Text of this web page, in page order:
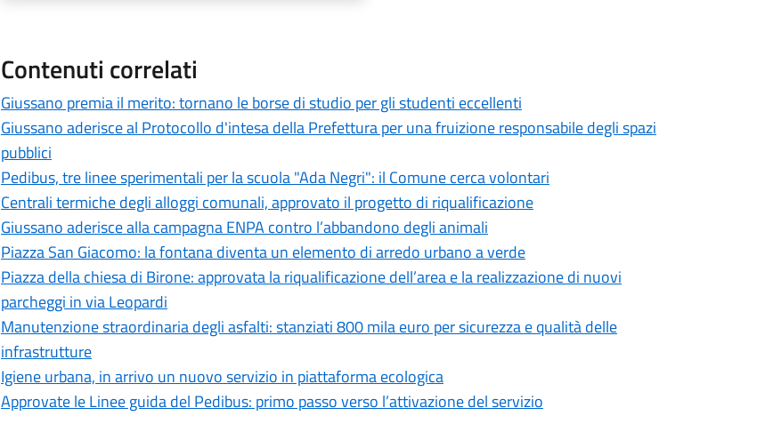
Contenuti correlati
Giussano premia il merito: tornano le borse di studio per gli studenti eccellenti
Giussano aderisce al Protocollo d'intesa della Prefettura per una fruizione responsabile degli spazi
pubblici
Pedibus, tre linee sperimentali per la scuola "Ada Negri": il Comune cerca volontari
Centrali termiche degli alloggi comunali, approvato il progetto di riqualificazione
Giussano aderisce alla campagna ENPA contro l’abbandono degli animali
Piazza San Giacomo: la fontana diventa un elemento di arredo urbano a verde
Piazza della chiesa di Birone: approvata la riqualificazione dell’area e la realizzazione di nuovi
parcheggi in via Leopardi
Manutenzione straordinaria degli asfalti: stanziati 800 mila euro per sicurezza e qualità delle
infrastrutture
Igiene urbana, in arrivo un nuovo servizio in piattaforma ecologica
Approvate le Linee guida del Pedibus: primo passo verso l’attivazione del servizio